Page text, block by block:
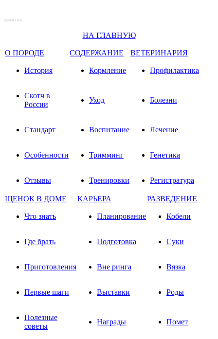
Social Like
НА ГЛАВНУЮ
О ПОРОДЕ СОДЕРЖАНИЕ ВЕТЕРИНАРИЯ
История Кормление Профилактика
Скотч в
России
Уход Болезни
Стандарт Воспитание Лечение
Особенности Тримминг Генетика
Отзывы Тренировки Регистратура
ЩЕНОК В ДОМЕ КАРЬЕРА РАЗВЕДЕНИЕ
Что знать Планирование Кобели
Где брать Подготовка Суки
Приготовления Вне ринга Вязка
Первые шаги Выставки Роды
Полезные
советы
Награды Помет